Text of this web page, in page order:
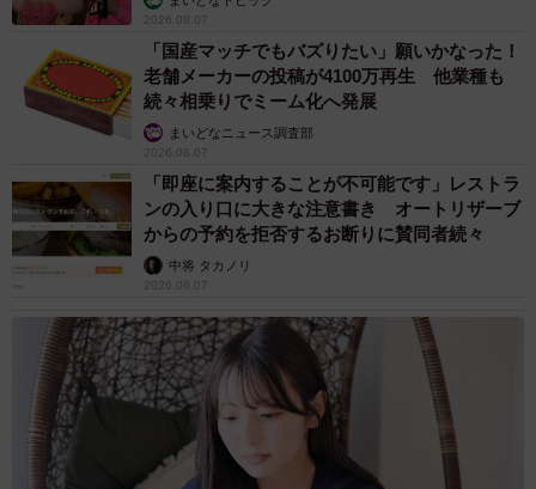
2026.08.07
「国産マッチでもバズりたい」願いかなった！
老舗メーカーの投稿が4100万再生 他業種も
続々相乗りでミーム化へ発展
まいどなニュース調査部
2026.08.07
「即座に案内することが不可能です」レストラ
ンの入り口に大きな注意書き オートリザーブ
からの予約を拒否するお断りに賛同者続々
中将 タカノリ
2026.08.07